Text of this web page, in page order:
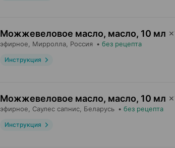
Можжевеловое масло, масло, 10 мл ×
эфирное, Мирролла , Россия • без рецепта
Инструкция
Можжевеловое масло, масло, 10 мл ×
эфирное, Саулес сапнис , Беларусь • без рецепта
Инструкция